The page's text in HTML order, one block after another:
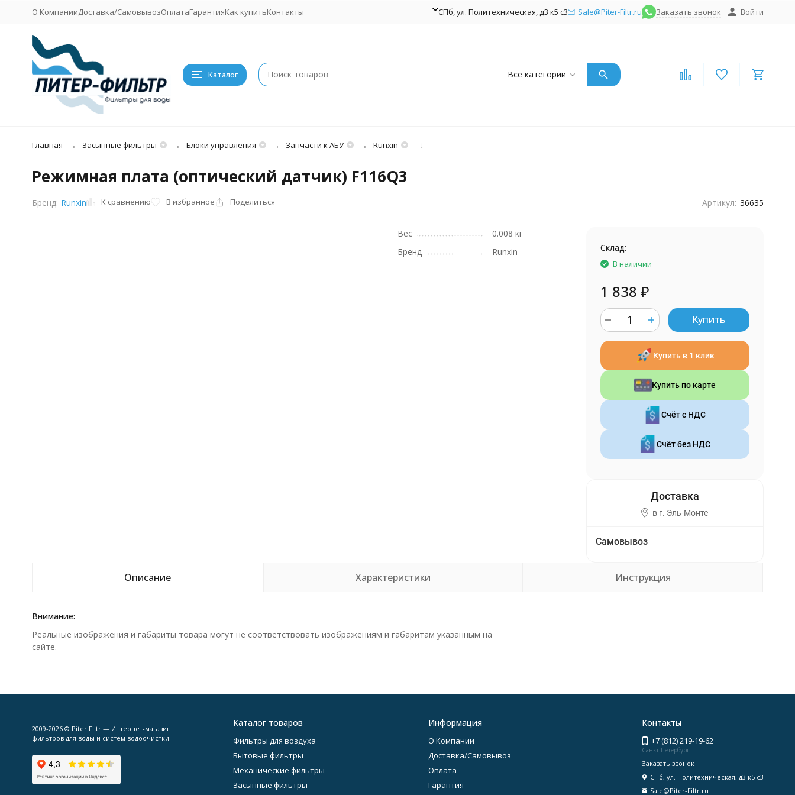
О КомпанииДоставка/СамовывозОплатаГарантияКак купитьКонтакты СПб, ул. Политехническая, д3 к5 с3 Sale@Piter-Filtr.ru Заказать звонок Войти
Каталог Все категории
Главная Засыпные фильтры Блоки управления Запчасти к АБУ Runxin ↓
Режимная плата (оптический датчик) F116Q3
Бренд: Runxin К сравнению В избранное Поделиться Артикул: 36635
Вес
0.008 кг
Бренд
Runxin Склад:
В наличии
1 838 ₽
Купить
Купить в 1 клик
Купить по карте
Счёт с НДС
Счёт без НДС
в г. Эль-Монте
Самовывоз
Описание Характеристики Инструкция
Внимание:
Реальные изображения и габариты товара могут не соответствовать изображениям и габаритам указанным на
сайте.
2009-2026 © Piter Filtr — Интернет-магазин
фильтров для воды и систем водоочистки
Каталог товаров
Фильтры для воздуха
Бытовые фильтры
Механические фильтры
Засыпные фильтры
Информация
О Компании
Доставка/Самовывоз
Оплата
Гарантия
Контакты
+7 (812) 219-19-62
Санкт-Петербург
Заказать звонок
СПб, ул. Политехническая, д3 к5 с3
Sale@Piter-Filtr.ru